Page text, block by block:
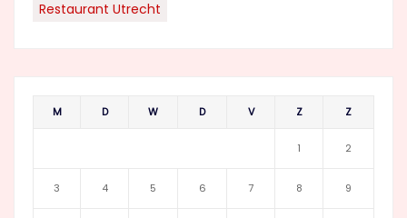
Restaurant Utrecht
M D W D V Z Z
1 2
3 4 5 6 7 8 9